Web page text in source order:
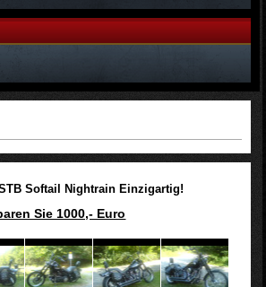
Softail Nightrain Einzigartig!
Sie 1000,- Euro